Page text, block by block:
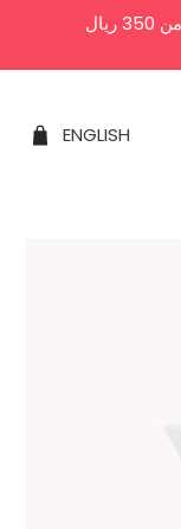
شحن مجاني للمدن السعودية للطلبات من 350 ريال
ENGLISH